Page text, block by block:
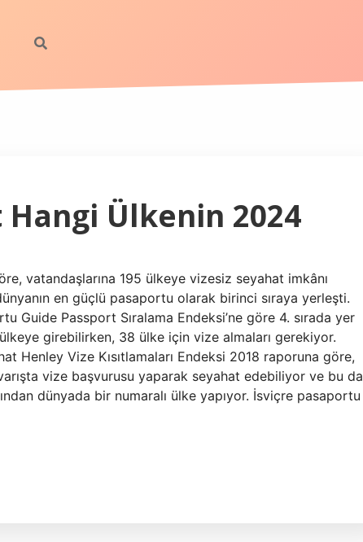
Ülkenin 2024
vatandaşlarına 195 ülkeye vizesiz seyahat imkânı
en güçlü pasaportu olarak birinci sıraya yerleşti.
Guide Passport Sıralama Endeksi’ne göre 4. sırada yer
girebilirken, 38 ülke için vize almaları gerekiyor.
Henley Vize Kısıtlamaları Endeksi 2018 raporuna göre,
vize başvurusu yaparak seyahat edebiliyor ve bu da
dünyada bir numaralı ülke yapıyor. İsviçre pasaportu